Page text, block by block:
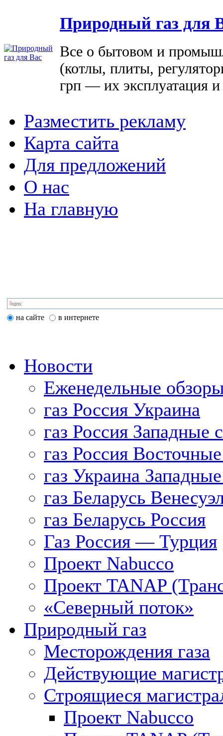
Природный газ для
Все о бытовом и
(котлы, плиты,
грп — их эксплуатация
Разместить рекламу
Карта сайта
Для предложений
О нас
На главную
на сайте в интернете
Новости
Еженедельные
газ Россия Украина
газ Россия Западные
газ Россия
газ Украина
газ Беларусь
газ Беларусь Россия
Газ Россия — Турция
Проект Nabucco
Проект TANAP
«Северный поток»
Природный газ
Месторождения газа
Действующие
Строящиеся
Проект Nabucco